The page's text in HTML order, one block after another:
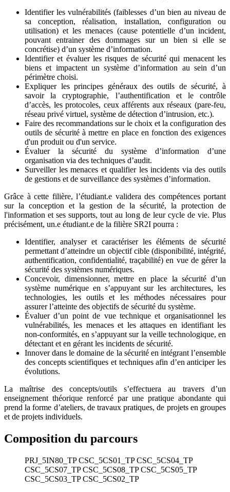
Identifier les vulnérabilités (faiblesses d’un bien au niveau de
sa conception, réalisation, installation, configuration ou
utilisation) et les menaces (cause potentielle d’un incident,
pouvant entrainer des dommages sur un bien si elle se
concrétise) d’un système d’information.
Identifier et évaluer les risques de sécurité qui menacent les
biens et impactent un système d’information au sein d’un
périmètre choisi.
Expliquer les principes généraux des outils de sécurité, à
savoir la cryptographie, l’authentification et le contrôle
d’accès, les protocoles, ceux afférents aux réseaux (pare-feu,
réseau privé virtuel, système de détection d’intrusion, etc.).
Faire des recommandations sur le choix et la configuration des
outils de sécurité à mettre en place en fonction des exigences
d'un produit ou d'un service.
Évaluer la sécurité du système d’information d’une
organisation via des techniques d’audit.
Surveiller les menaces et qualifier les incidents via des outils
de gestions et de surveillance des systèmes d’information.
Grâce à cette filière, l’étudiant.e validera des compétences portant
sur la conception et la gestion de la sécurité, la protection de
l'information et ses supports, tout au long de leur cycle de vie. Plus
précisément, un.e étudiant.e de la filière SR2I pourra :
Identifier, analyser et caractériser les éléments de sécurité
permettant d’atteindre un objectif cible (disponibilité, intégrité,
authentification, confidentialité, traçabilité) en vue de gérer la
sécurité des systèmes numériques.
Concevoir, dimensionner, mettre en place la sécurité d’un
système numérique en s’appuyant sur les architectures, les
technologies, les outils et les méthodes nécessaires pour
assurer l’atteinte des objectifs de sécurité du système.
Évaluer d’un point de vue technique et organisationnel les
vulnérabilités, les menaces et les attaques en identifiant les
non-conformités, en s’appuyant sur la veille technologique, en
détectant et en gérant les incidents de sécurité.
Innover dans le domaine de la sécurité en intégrant l’ensemble
des concepts scientifiques et techniques afin d’en anticiper les
évolutions.
La maîtrise des concepts/outils s’effectuera au travers d’un
enseignement théorique renforcé par une pratique abondante qui
prend la forme d’ateliers, de travaux pratiques, de projets en groupes
et de projets individuels.
Composition du parcours
PRJ_5IN80_TP CSC_5CS01_TP CSC_5CS04_TP
CSC_5CS07_TP CSC_5CS08_TP CSC_5CS05_TP
CSC_5CS03_TP CSC_5CS02_TP